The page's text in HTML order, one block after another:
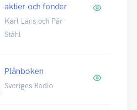
aktier och fonder
Karl Lans och Pär
Ståhl
Plånboken
Sveriges Radio